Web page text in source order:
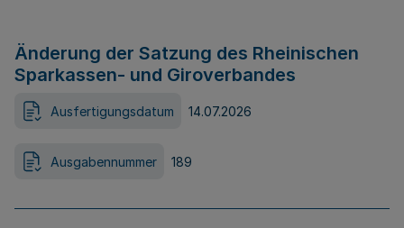
Änderung der Satzung des Rheinischen
Sparkassen- und Giroverbandes
Ausfertigungsdatum 14.07.2026
Ausgabennummer 189